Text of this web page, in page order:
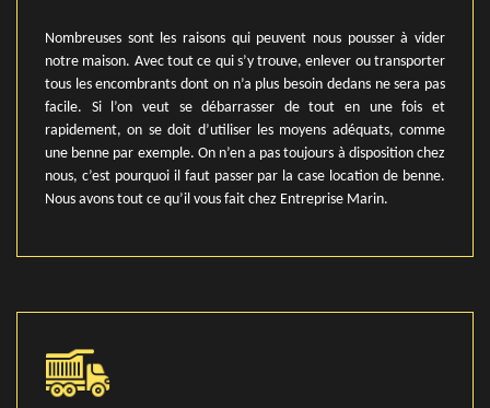
Nombreuses sont les raisons qui peuvent nous pousser à vider
notre maison. Avec tout ce qui s’y trouve, enlever ou transporter
tous les encombrants dont on n’a plus besoin dedans ne sera pas
facile. Si l’on veut se débarrasser de tout en une fois et
rapidement, on se doit d’utiliser les moyens adéquats, comme
une benne par exemple. On n’en a pas toujours à disposition chez
nous, c’est pourquoi il faut passer par la case location de benne.
Nous avons tout ce qu’il vous fait chez Entreprise Marin.